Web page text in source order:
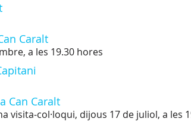
Caralt
a les 19.30 hores
Can Caralt
visita-col·loqui, dijous 17 de juliol, a les